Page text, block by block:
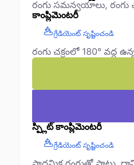
రంగు సమన్వయాలు, రంగు
కాంప్లిమెంటరీ
గ్రేడియెంట్ సృష్టించండి
రంగు చక్రంలో 180° వద్ద
స్ప్లిట్ కాంప్లిమెంటరీ
గ్రేడియెంట్ సృష్టించండి